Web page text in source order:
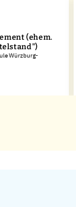
(ehem.
Würzburg-